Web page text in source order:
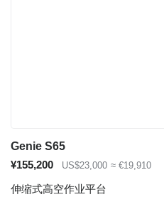
Genie S65
¥155,200
US$23,000 ≈ €19,910
伸缩式高空作业平台